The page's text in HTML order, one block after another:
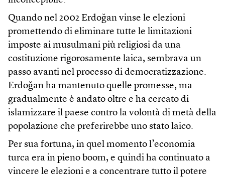
Quando nel 2002 Erdoğan vinse le elezioni
promettendo di eliminare tutte le limitazioni
imposte ai musulmani più religiosi da una
costituzione rigorosamente laica, sembrava un
passo avanti nel processo di democratizzazione.
Erdoğan ha mantenuto quelle promesse, ma
gradualmente è andato oltre e ha cercato di
islamizzare il paese contro la volontà di metà della
popolazione che preferirebbe uno stato laico.
Per sua fortuna, in quel momento l’economia
turca era in pieno boom, e quindi ha continuato a
vincere le elezioni e a concentrare tutto il potere